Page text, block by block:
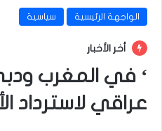
الواجهة الرئيسية سياسية
أخر الأخبار
‘ في المغرب
عراقي لاسترداد